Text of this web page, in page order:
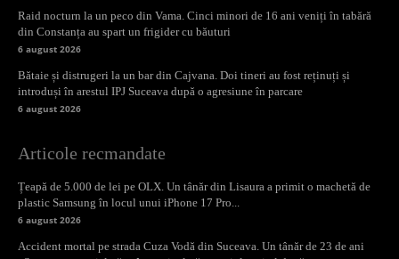
Raid nocturn la un peco din Vama. Cinci minori de 16 ani veniți în tabără
din Constanța au spart un frigider cu băuturi
6 august 2026
Bătaie și distrugeri la un bar din Cajvana. Doi tineri au fost reținuți și
introduși în arestul IPJ Suceava după o agresiune în parcare
6 august 2026
Articole recmandate
Țeapă de 5.000 de lei pe OLX. Un tânăr din Lisaura a primit o machetă de
plastic Samsung în locul unui iPhone 17 Pro...
6 august 2026
Accident mortal pe strada Cuza Vodă din Suceava. Un tânăr de 23 de ani